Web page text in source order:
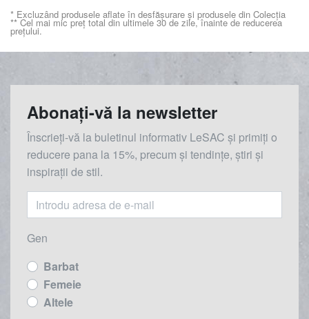
* Excluzând produsele aflate în desfășurare și produsele din Colecția
** Cel mai mic preț total din ultimele 30 de zile, înainte de reducerea
prețului.
Abonați-vă la newsletter
Înscrieți-vă la buletinul informativ LeSAC și primiți o
reducere pana la 15%, precum și tendințe, știri și
inspirații de stil.
Gen
Barbat
Femeie
Altele